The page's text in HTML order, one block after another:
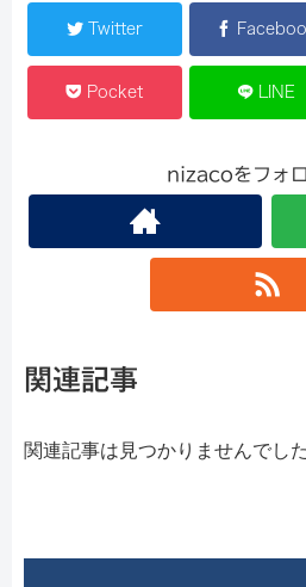
Twitter
Pocket LINE
nizacoをフォ
関連記事
関連記事は見つかりませんでした